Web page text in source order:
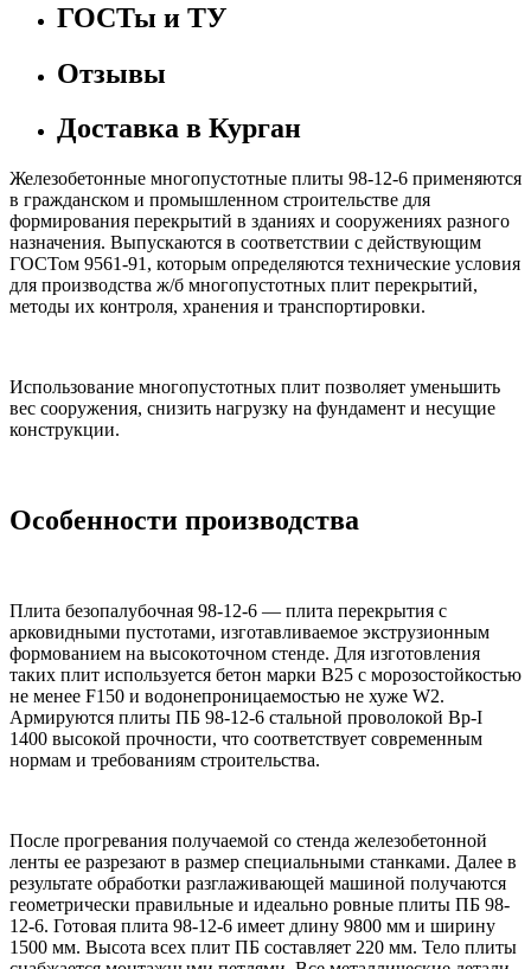
ГОСТы и ТУ
Отзывы
Доставка в Курган
Железобетонные многопустотные плиты 98-12-6 применяются
в гражданском и промышленном строительстве для
формирования перекрытий в зданиях и сооружениях разного
назначения. Выпускаются в соответствии с действующим
ГОСТом 9561-91, которым определяются технические условия
для производства ж/б многопустотных плит перекрытий,
методы их контроля, хранения и транспортировки.
Использование многопустотных плит позволяет уменьшить
вес сооружения, снизить нагрузку на фундамент и несущие
конструкции.
Особенности производства
Плита безопалубочная 98-12-6 — плита перекрытия с
арковидными пустотами, изготавливаемое экструзионным
формованием на высокоточном стенде. Для изготовления
таких плит используется бетон марки B25 с морозостойкостью
не менее F150 и водонепроницаемостью не хуже W2.
Армируются плиты ПБ 98-12-6 стальной проволокой Вр-I
1400 высокой прочности, что соответствует современным
нормам и требованиям строительства.
После прогревания получаемой со стенда железобетонной
ленты ее разрезают в размер специальными станками. Далее в
результате обработки разглаживающей машиной получаются
геометрически правильные и идеально ровные плиты ПБ 98-
12-6. Готовая плита 98-12-6 имеет длину 9800 мм и ширину
1500 мм. Высота всех плит ПБ составляет 220 мм. Тело плиты